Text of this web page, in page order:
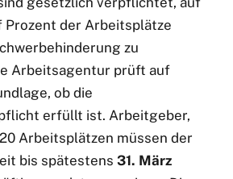
Prozent der Arbeitsplätze
zu
Arbeitsagentur prüft auf
ob die
erfüllt ist. Arbeitgeber,
Arbeitsplätzen müssen der
bis spätestens 31. März